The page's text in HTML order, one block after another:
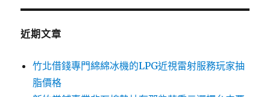
鍵
近期文章
竹北借錢專門綿綿冰機的LPG近視雷射服務玩家抽
脂價格